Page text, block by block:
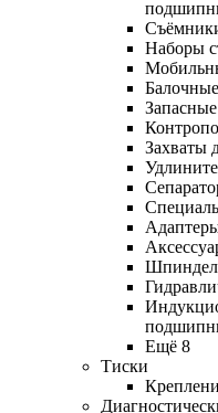
Наборы
Захваты
Ещё 8
Тиски